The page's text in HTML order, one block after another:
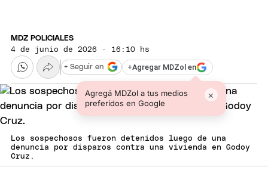
MDZ POLICIALES
4 de junio de 2026 · 16:10 hs
+Agregar MDZol en
Agregá MDZol a tus medios
preferidos en Google
×
+ Seguir en
Los sospechosos fueron detenidos luego de una
denuncia por disparos contra una vivienda en Godoy
Cruz.